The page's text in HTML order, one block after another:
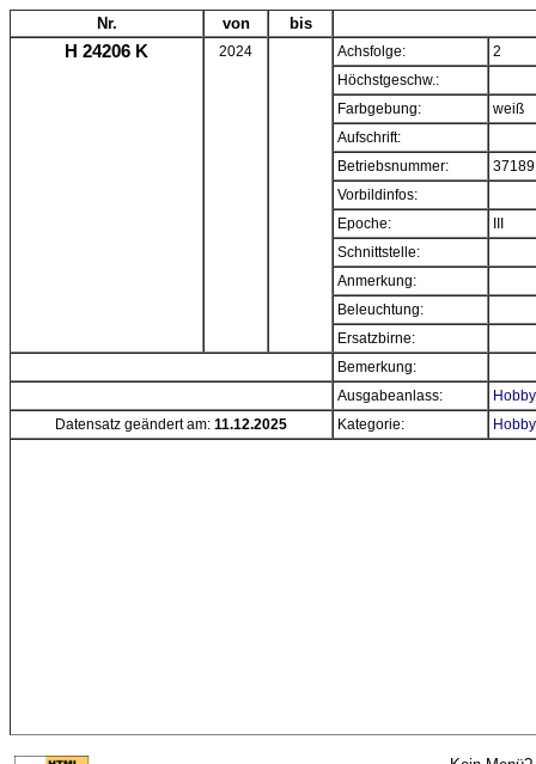
Nr. von bis
H 24206 K 2024 Achsfolge:
2
Höchstgeschw.:
Farbgebung:
weiß
Aufschrift:
Betriebsnummer:
37189
Vorbildinfos:
Epoche:
Schnittstelle:
Anmerkung:
Beleuchtung:
Ersatzbirne:
Bemerkung:
Ausgabeanlass:
Datensatz geändert am: 11.12.2025 Kategorie: